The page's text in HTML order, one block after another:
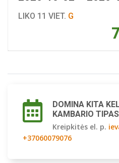
LIKO 11 VIET. G
DOMINA KITA
KAMBARIO
Kreipkitės el. p.
+37060079076